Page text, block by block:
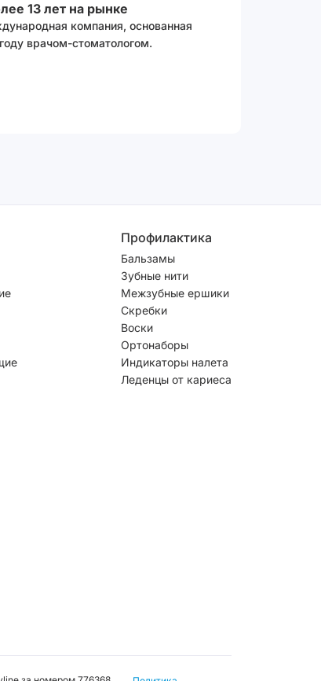
13 лет на рынке
компания, основанная
врачом-стоматологом.
Профилактика
Бальзамы
Зубные нити
Межзубные ершики
Скребки
Воски
Ортонаборы
Индикаторы налета
Леденцы от кариеса